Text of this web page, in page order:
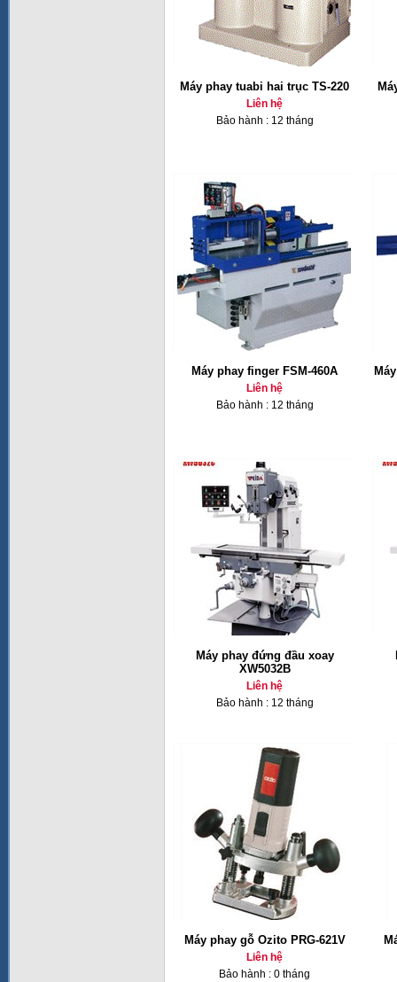
Máy phay tuabi hai trục TS-220
Liên hệ
Bảo hành : 12 tháng
Máy phay finger FSM-460A
Liên hệ
Bảo hành : 12 tháng
Máy phay đứng đầu xoay
XW5032B
Liên hệ
Bảo hành : 12 tháng
Máy phay gỗ Ozito PRG-621V
Liên hệ
Bảo hành : 0 tháng